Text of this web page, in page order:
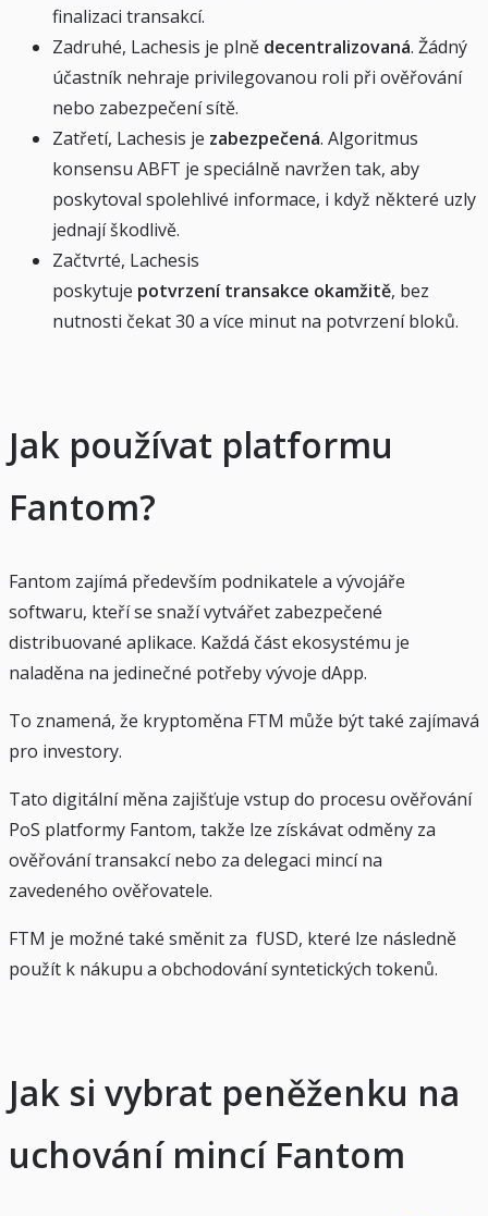
finalizaci transakcí.
Zadruhé, Lachesis je plně decentralizovaná. Žádný
účastník nehraje privilegovanou roli při ověřování
nebo zabezpečení sítě.
Zatřetí, Lachesis je zabezpečená. Algoritmus
konsensu ABFT je speciálně navržen tak, aby
poskytoval spolehlivé informace, i když některé uzly
jednají škodlivě.
Začtvrté, Lachesis
poskytuje potvrzení transakce okamžitě, bez
nutnosti čekat 30 a více minut na potvrzení bloků.
Jak používat platformu
Fantom?
Fantom zajímá především podnikatele a vývojáře
softwaru, kteří se snaží vytvářet zabezpečené
distribuované aplikace. Každá část ekosystému je
naladěna na jedinečné potřeby vývoje dApp.
To znamená, že kryptoměna FTM může být také zajímavá
pro investory.
Tato digitální měna zajišťuje vstup do procesu ověřování
PoS platformy Fantom, takže lze získávat odměny za
ověřování transakcí nebo za delegaci mincí na
zavedeného ověřovatele.
FTM je možné také směnit za fUSD, které lze následně
použít k nákupu a obchodování syntetických tokenů.
Jak si vybrat peněženku na
uchování mincí Fantom